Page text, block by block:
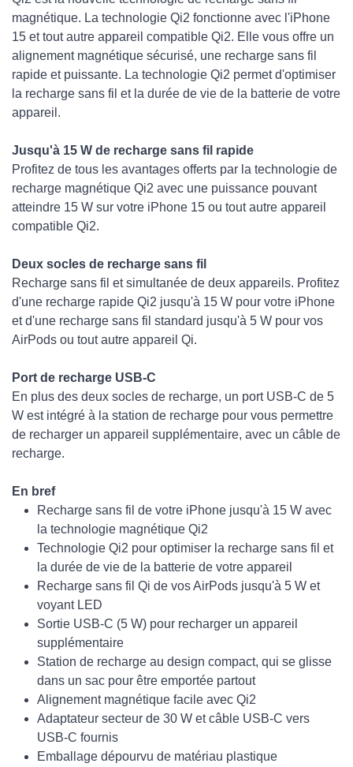
magnétique. La technologie Qi2 fonctionne avec l'iPhone
15 et tout autre appareil compatible Qi2. Elle vous offre un
alignement magnétique sécurisé, une recharge sans fil
rapide et puissante. ‌La technologie Qi2 permet d'optimiser
la recharge sans fil et la durée de vie de la batterie de votre
appareil.
Jusqu'à 15 W de recharge sans fil rapide
Profitez de tous les avantages offerts par la technologie de
recharge magnétique Qi2 avec une puissance pouvant
atteindre 15 W sur votre iPhone 15 ou tout autre appareil
compatible Qi2.
‌Deux socles de recharge sans fil
Recharge sans fil et simultanée de deux appareils. Profitez
d'une recharge rapide Qi2 jusqu'à 15 W pour votre iPhone
et d'une recharge sans fil standard jusqu'à 5 W pour vos
AirPods ou tout autre appareil Qi.
Port de recharge USB-C
‌En plus des deux socles de recharge, un port USB-C de 5
W est intégré à la station de recharge pour vous permettre
de recharger un appareil supplémentaire, avec un câble de
recharge.
En bref
Recharge sans fil de votre iPhone jusqu'à 15 W avec
la technologie magnétique Qi2
Technologie Qi2 pour optimiser la recharge sans fil et
la durée de vie de la batterie de votre appareil
Recharge sans fil Qi de vos AirPods jusqu'à 5 W et
voyant LED
Sortie USB-C (5 W) pour recharger un appareil
supplémentaire
Station de recharge au design compact, qui se glisse
dans un sac pour être emportée partout
Alignement magnétique facile avec Qi2
Adaptateur secteur de 30 W et câble USB-C vers
USB-C fournis
Emballage dépourvu de matériau plastique